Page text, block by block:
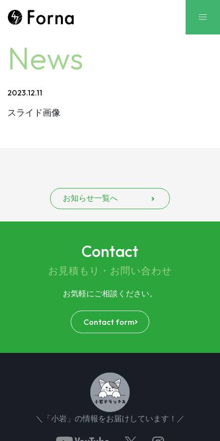
News
2023.12.11
スライド画像
お知らせ一覧へ
Contact
お見積もり・お問い合わせ
お気軽にご相談ください。
Contact form
＼「小岩」の情報をお届けしています！／